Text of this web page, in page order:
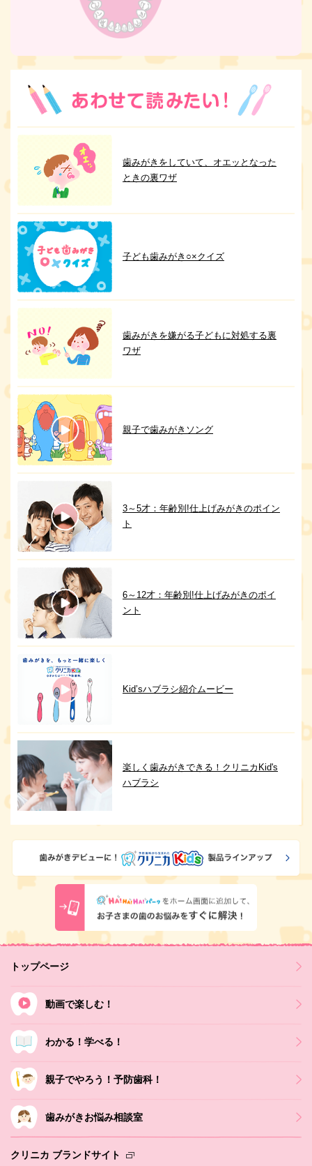
歯みがきをしていて、オエッとなった
ときの裏ワザ
子ども歯みがき○×クイズ
歯みがきを嫌がる子どもに対処する裏
ワザ
親子で歯みがきソング
3～5才：年齢別!仕上げみがきのポイン
ト
6～12才：年齢別!仕上げみがきのポイ
ント
Kid’sハブラシ紹介ムービー
楽しく歯みがきできる！クリニカKid's
ハブラシ
トップページ
動画で楽しむ！
わかる！学べる！
親子でやろう！予防歯科！
歯みがきお悩み相談室
クリニカ ブランドサイト